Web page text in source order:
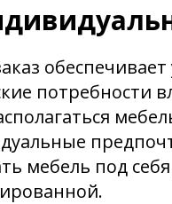
потребности
мебель под